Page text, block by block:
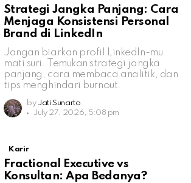
Strategi Jangka Panjang: Cara
Menjaga Konsistensi Personal
Brand di LinkedIn
Jangan biarkan profil LinkedIn-mu
mati suri. Temukan strategi jangka
panjang, cara membaca analitik, dan
tips menghindari burnout.
by Jati Sunarto
July 27, 2026, 5:08 pm
Karir
Fractional Executive vs
Konsultan: Apa Bedanya?